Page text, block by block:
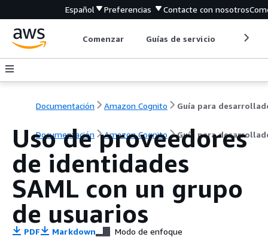
Español Preferencias Contacte con nosotros
Comenzar Guías de servicio
Documentación Amazon Cognito
Documentación Amazon Cognito Guía para
Uso de proveedores
de identidades
SAML con un grupo
de usuarios
PDF Markdown Modo de enfoque